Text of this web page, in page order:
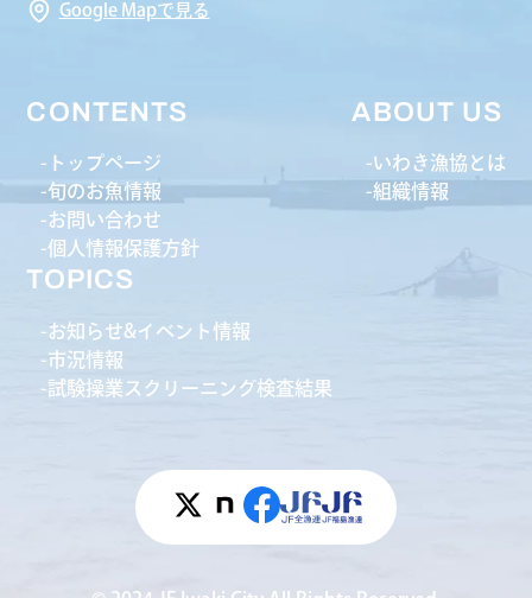
Google Mapで見る
CONTENTS
トップページ
旬のお魚情報
お問い合わせ
個人情報保護方針
ABOUT US
いわき漁協とは
組織情報
TOPICS
お知らせ&イベント情報
市況情報
試験操業スクリーニング検査結果